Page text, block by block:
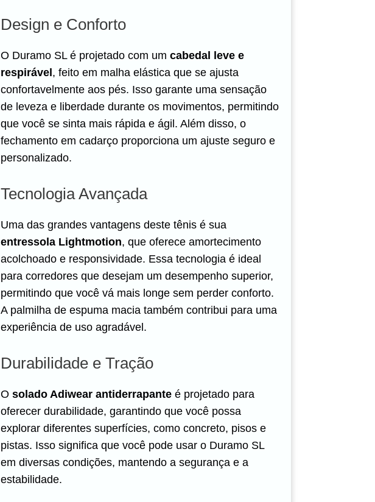
Design e Conforto
O Duramo SL é projetado com um cabedal leve e
respirável , feito em malha elástica que se ajusta
confortavelmente aos pés. Isso garante uma sensação
de leveza e liberdade durante os movimentos, permitindo
que você se sinta mais rápida e ágil. Além disso, o
fechamento em cadarço proporciona um ajuste seguro e
personalizado.
Tecnologia Avançada
Uma das grandes vantagens deste tênis é sua
entressola Lightmotion, que oferece amortecimento
acolchoado e responsividade. Essa tecnologia é ideal
para corredores que desejam um desempenho superior,
permitindo que você vá mais longe sem perder conforto.
A palmilha de espuma macia também contribui para uma
experiência de uso agradável.
Durabilidade e Tração
O solado Adiwear antiderrapanteé projetado para
oferecer durabilidade, garantindo que você possa
explorar diferentes superfícies, como concreto, pisos e
pistas. Isso significa que você pode usar o Duramo SL
em diversas condições, mantendo a segurança e a
estabilidade.